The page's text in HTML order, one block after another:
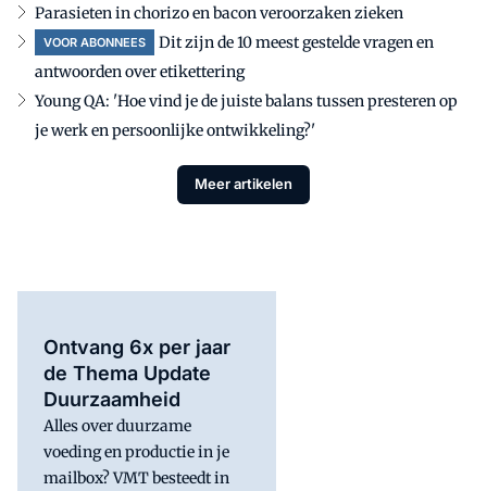
Parasieten in chorizo en bacon veroorzaken zieken
VOOR ABONNEES
Dit zijn de 10 meest gestelde vragen en
antwoorden over etikettering
Young QA: 'Hoe vind je de juiste balans tussen presteren op
je werk en persoonlijke ontwikkeling?'
Meer artikelen
Ontvang 6x per jaar
de Thema Update
Duurzaamheid
Alles over duurzame
voeding en productie in je
mailbox? VMT besteedt in